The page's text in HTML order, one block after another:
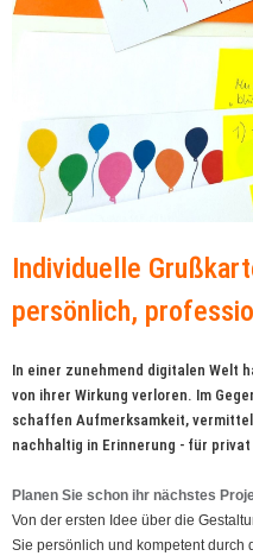
Individuelle
persönlich,
In einer zunehmend digitalen Welt
von ihrer Wirkung verloren. Im
schaffen Aufmerksamkeit,
nachhaltig in Erinnerung - für
Planen Sie schon ihr nächstes
Von der ersten Idee über die
Sie persönlich und kompetent durch